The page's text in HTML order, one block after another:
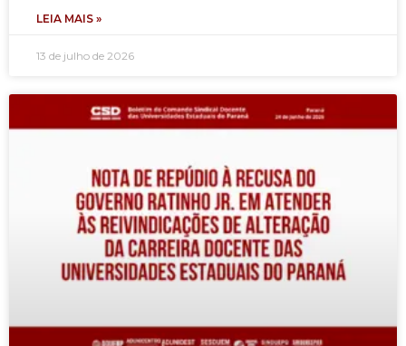
LEIA MAIS »
13 de julho de 2026